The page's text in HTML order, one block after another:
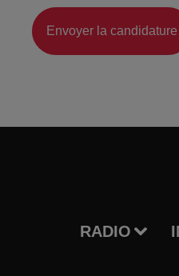
Envoyer la candidature
RADIO